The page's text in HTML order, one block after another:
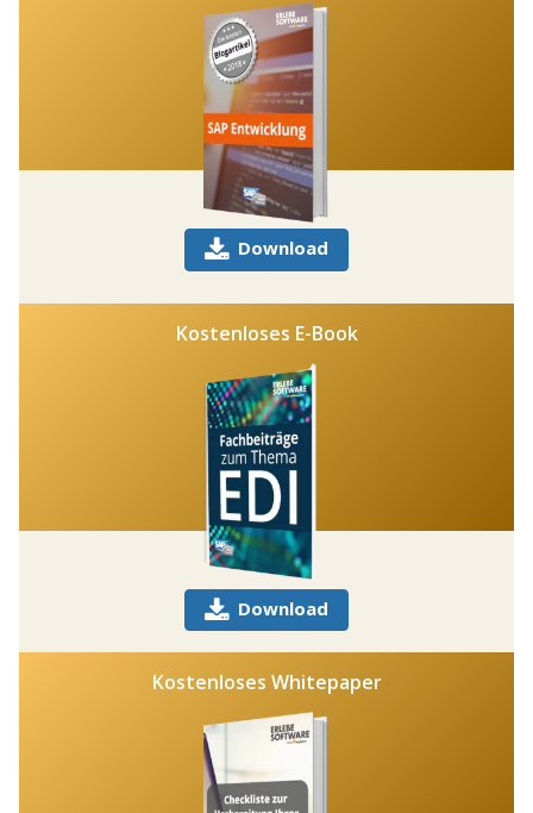
Download
Kostenloses E-Book
Download
Kostenloses Whitepaper